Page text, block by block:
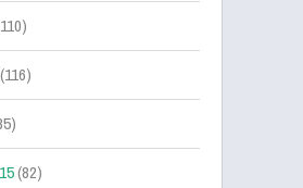
(116)
(82)